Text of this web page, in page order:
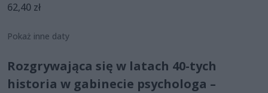
62,40 zł
Pokaż inne daty
Rozgrywająca się w latach 40-tych
historia w gabinecie psychologa –